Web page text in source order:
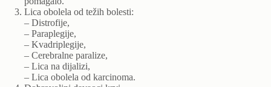
Lica obolela od težih bolesti:
– Distrofije,
– Paraplegije,
– Kvadriplegije,
– Cerebralne paralize,
– Lica na dijalizi,
– Lica obolela od karcinoma.